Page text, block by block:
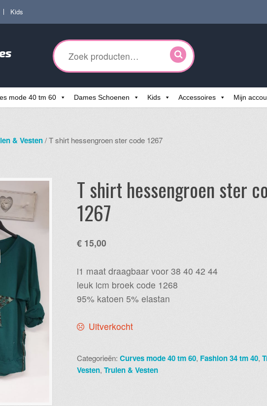
Kids
Zoeken
naar:
mode 40 tm 60 Dames Schoenen Kids Accessoires Mijn
& Vesten/ T shirt hessengroen ster code 1267
T shirt hessengroen ster
1267
€15,00
i1 maat draagbaar voor 38 40 42 44
leuk icm broek code 1268
95% katoen 5% elastan
Uitverkocht
Categorieën: Curves mode 40 tm 60, Fashion 34 tm 40,
Vesten, Truien & Vesten